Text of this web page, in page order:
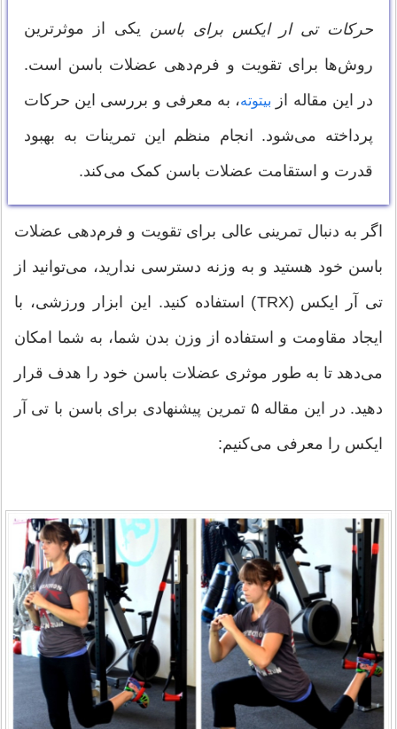
حرکات تی ار ایکس برای باسن یکی از موثرترین
روش‌ها برای تقویت و فرم‌دهی عضلات باسن است.
در این مقاله از
بیتوته، به معرفی و بررسی این حرکات
پرداخته می‌شود. انجام منظم این تمرینات به بهبود
قدرت و استقامت عضلات باسن کمک می‌کند.
اگر به دنبال تمرینی عالی برای تقویت و فرم‌دهی عضلات
باسن خود هستید و به وزنه دسترسی ندارید، می‌توانید از
تی آر ایکس (TRX) استفاده کنید. این ابزار ورزشی، با
ایجاد مقاومت و استفاده از وزن بدن شما، به شما امکان
می‌دهد تا به طور موثری عضلات باسن خود را هدف قرار
دهید. در این مقاله ۵ تمرین پیشنهادی برای باسن با تی آر
ایکس را معرفی می‌کنیم: